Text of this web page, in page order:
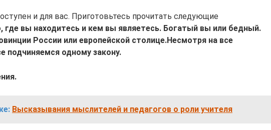
и для вас. Приготовьтесь прочитать следующие
где вы находитесь и кем вы являетесь. Богатый вы или бедный.
России или европейской столице.Несмотря на все
подчиняемся одному закону.
Высказывания мыслителей и педагогов о роли учителя